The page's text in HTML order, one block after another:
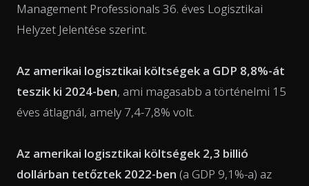
Management Professionals 36. éves Logisztikai
Helyzet Jelentése szerint.
Az amerikai logisztikai költségek a GDP 8,8%-át
teszik ki 2024-ben, ami magasabb a történelmi 15
éves átlagnál, amely 7,4-7,8% volt.
Az amerikai logisztikai költségek 2,3 billió
dollárban tetőztek 2022-ben (a GDP 9,1%-a) az